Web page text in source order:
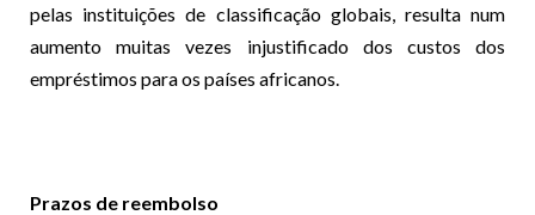
pelas instituições de classificação globais, resulta num
aumento muitas vezes injustificado dos custos dos
empréstimos para os países africanos.
Prazos de reembolso